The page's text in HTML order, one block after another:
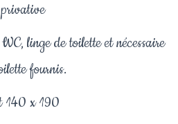
privative
linge de toilette et nécessaire
fournis.
140 x 190